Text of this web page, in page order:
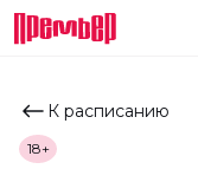
К расписанию
18+